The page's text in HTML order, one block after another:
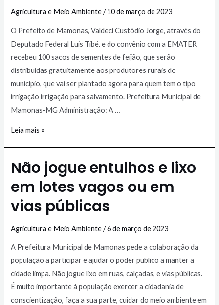
Agricultura e Meio Ambiente/10 de março de 2023
O Prefeito de Mamonas, Valdeci Custódio Jorge, através do
Deputado Federal Luis Tibé, e do convênio com a EMATER,
recebeu 100 sacos de sementes de feijão, que serão
distribuídas gratuitamente aos produtores rurais do
município, que vai ser plantado agora para quem tem o tipo
irrigação irrigação para salvamento. Prefeitura Municipal de
Mamonas-MG Administração: A …
Leia mais »
Não jogue entulhos e lixo
em lotes vagos ou em
vias públicas
Agricultura e Meio Ambiente/6 de março de 2023
A Prefeitura Municipal de Mamonas pede a colaboração da
população a participar e ajudar o poder público a manter a
cidade limpa. Não jogue lixo em ruas, calçadas, e vias públicas.
É muito importante à população exercer a cidadania de
conscientização, faça a sua parte, cuidar do meio ambiente em